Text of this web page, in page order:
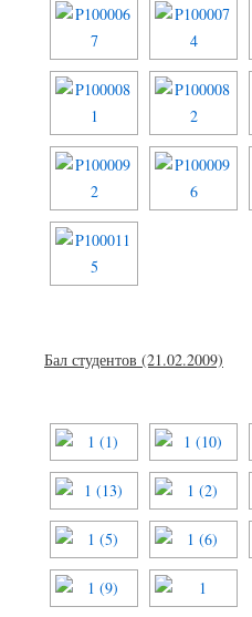
Бал студентов (21.02.2009)